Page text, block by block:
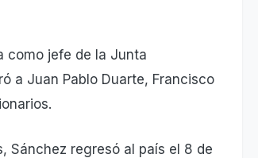
como jefe de la Junta
a Juan Pablo Duarte, Francisco
Sánchez regresó al país el 8 de